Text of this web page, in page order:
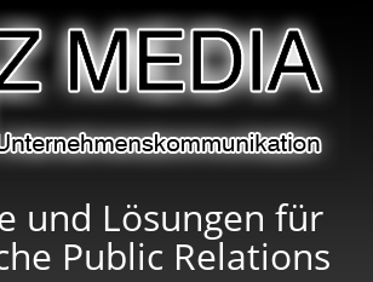
und Lösungen für
Public Relations